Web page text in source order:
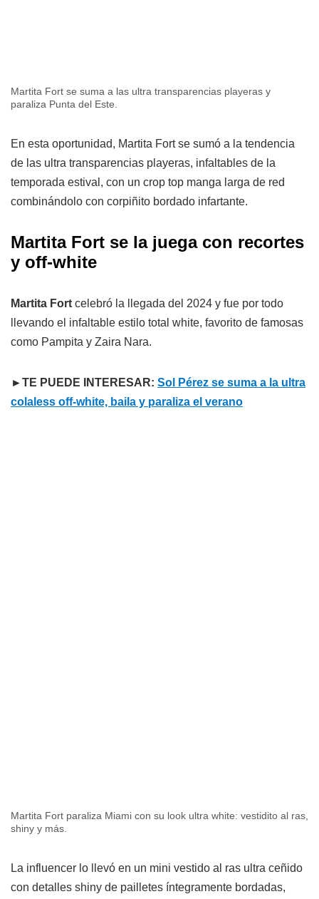
Martita Fort se suma a las ultra transparencias playeras y
paraliza Punta del Este.
En esta oportunidad, Martita Fort se sumó a la tendencia
de las ultra transparencias playeras, infaltables de la
temporada estival, con un crop top manga larga de red
combinándolo con corpiñito bordado infartante.
Martita Fort se la juega con recortes
y off-white
Martita Fort celebró la llegada del 2024 y fue por todo
llevando el infaltable estilo total white, favorito de famosas
como Pampita y Zaira Nara.
►TE PUEDE INTERESAR: Sol Pérez se suma a la ultra
colaless off-white, baila y paraliza el verano
Martita Fort paraliza Miami con su look ultra white: vestidito al ras,
shiny y más.
La influencer lo llevó en un mini vestido al ras ultra ceñido
con detalles shiny de pailletes íntegramente bordadas,